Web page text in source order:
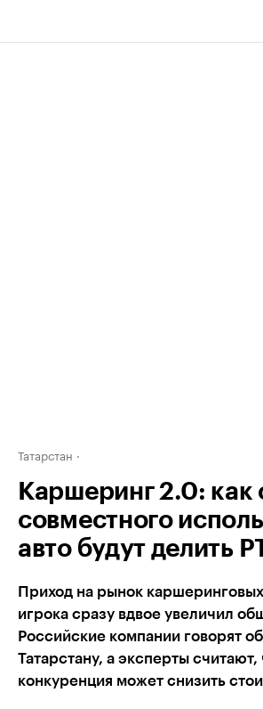
Татарстан
Каршеринг 2.0: как
совместного
авто будут делить
Приход на рынок
игрока сразу вдвое увеличил
Российские компании говорят
Татарстану, а эксперты считают,
конкуренция может снизить